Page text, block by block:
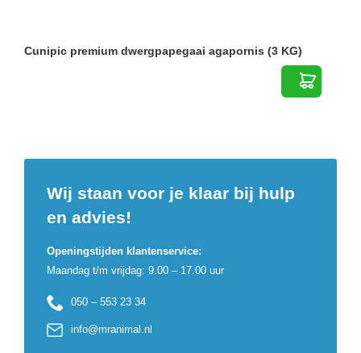
Cunipic premium dwergpapegaai agapornis (3 KG)
Wij staan voor je klaar bij hulp
en advies!
Openingstijden klantenservice:
Maandag t/m vrijdag: 9.00 – 17.00 uur
050 – 553 23 34
info@mranimal.nl